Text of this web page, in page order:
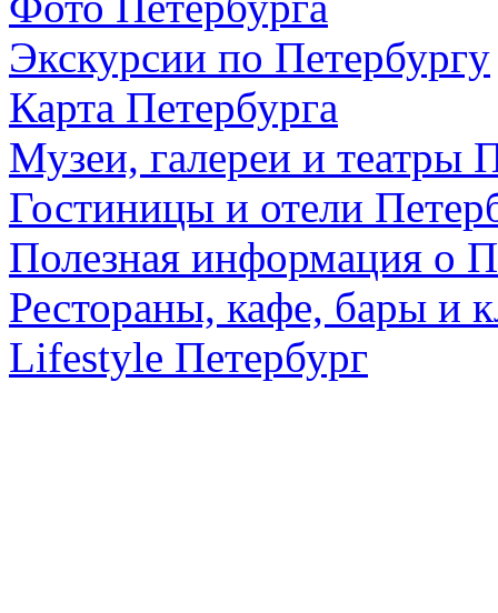
Экскурсии по Петербургу
Карта Петербурга
Музеи, галереи и театры
Гостиницы и отели
Полезная информация о
Рестораны, кафе, бары и
Lifestyle Петербург